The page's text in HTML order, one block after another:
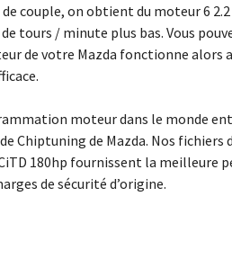
couple, on obtient du moteur 6 2.2
tours / minute plus bas. Vous
de votre Mazda fonctionne alors
moteur dans le monde
Chiptuning de Mazda. Nos fichiers
180hp fournissent la meilleure
de sécurité d’origine.